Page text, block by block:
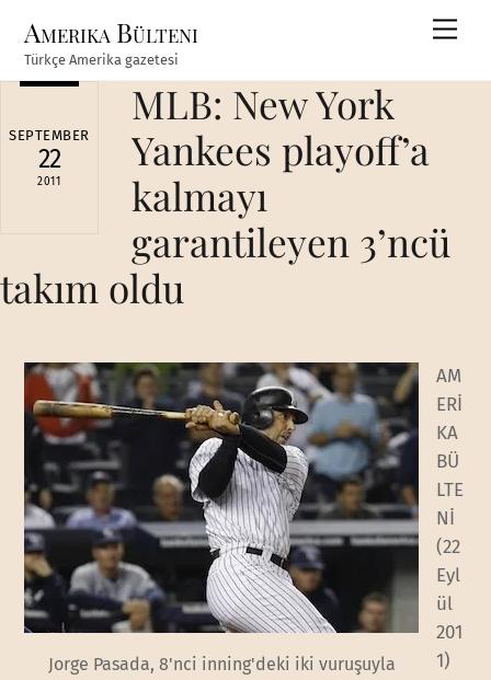
content
Amerika Bülteni
Türkçe Amerika gazetesi
SEPTEMBER
22
2011
MLB: New York
Yankees playoff’a
kalmayı
garantileyen 3’ncü
takım oldu
Jorge Pasada, 8'nci inning'deki iki vuruşuyla
AM
ERİ
KA
BÜ
LTE
Nİ
(22
Eyl
ül
201
1)